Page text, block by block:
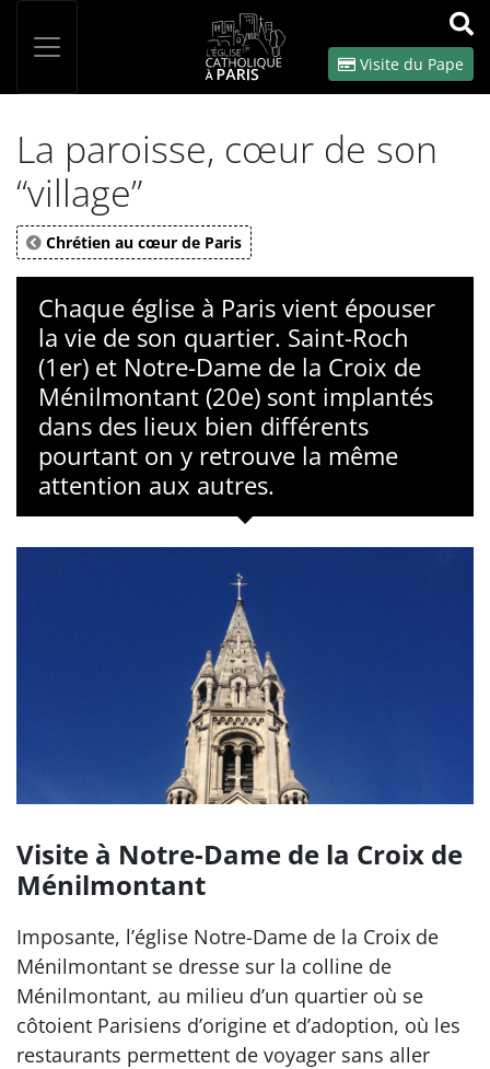
OK
Visite du Pape
La paroisse, cœur de son
“village”
Chrétien au cœur de Paris
Chaque église à Paris vient épouser
la vie de son quartier. Saint-Roch
(1er) et Notre-Dame de la Croix de
Ménilmontant (20e) sont implantés
dans des lieux bien différents
pourtant on y retrouve la même
attention aux autres.
Visite à Notre-Dame de la Croix de
Ménilmontant
Imposante, l’église Notre-Dame de la Croix de
Ménilmontant se dresse sur la colline de
Ménilmontant, au milieu d’un quartier où se
côtoient Parisiens d’origine et d’adoption, où les
restaurants permettent de voyager sans aller
Panneau de gestion des cookies